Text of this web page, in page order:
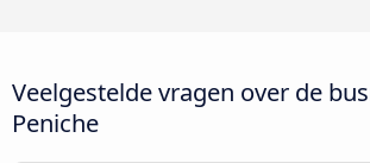
Veelgestelde vragen over de
Peniche